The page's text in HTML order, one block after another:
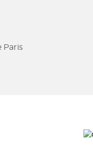
Paris